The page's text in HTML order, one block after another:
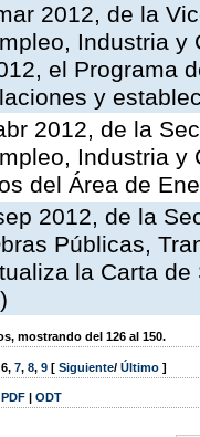
2012, de la
Industria
el Programa
y
2012, de la
Industria
del Área de
2012, de la
Públicas,
la Carta
mostrando del 126 al 150.
6, 7, 8, 9 [ Siguiente/ Último ]
PDF | ODT